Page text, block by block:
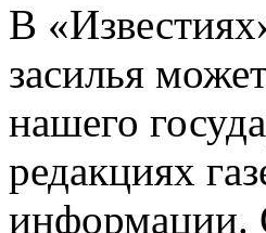
В
засилья
нашего
редакциях
информации.